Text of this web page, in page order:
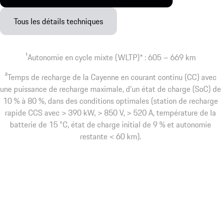
Tous les détails techniques
1Autonomie en cycle mixte (WLTP)* : 605 – 669 km
2Temps de recharge de la Cayenne en courant continu (CC) avec
une puissance de recharge maximale, d'un état de charge (SoC) de
10 % à 80 %, dans des conditions optimales (station de recharge
rapide CCS avec > 390 kW, > 850 V, > 520 A, température de la
batterie de 15 °C, état de charge initial de 9 % et autonomie
restante < 60 km).